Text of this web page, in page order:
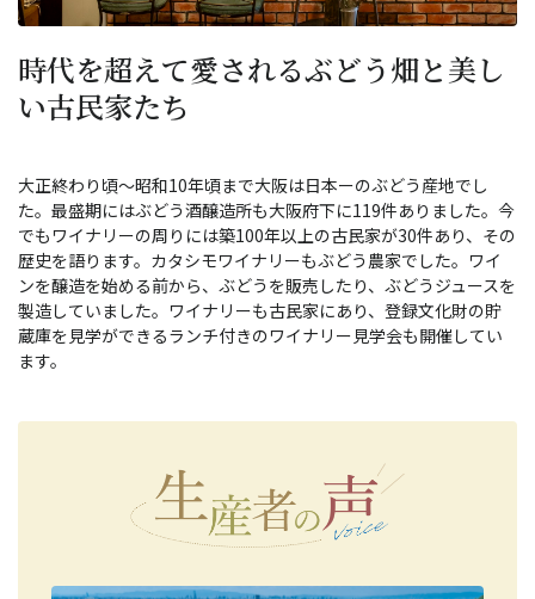
時代を超えて愛されるぶどう畑と美し
い古民家たち
大正終わり頃～昭和10年頃まで大阪は日本ーのぶどう産地でし
た。最盛期にはぶどう酒醸造所も大阪府下に119件ありました。今
でもワイナリーの周りには築100年以上の古民家が30件あり、その
歴史を語ります。カタシモワイナリーもぶどう農家でした。ワイ
ンを醸造を始める前から、ぶどうを販売したり、ぶどうジュースを
製造していました。ワイナリーも古民家にあり、登録文化財の貯
蔵庫を見学ができるランチ付きのワイナリー見学会も開催してい
ます。